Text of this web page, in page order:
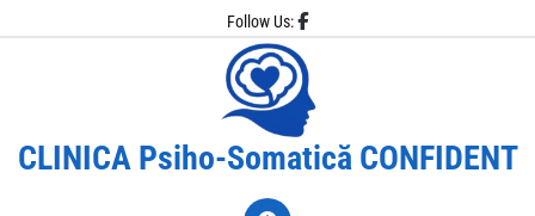
to
Follow Us:
CLINICA Psiho-Somatică CONFIDENT